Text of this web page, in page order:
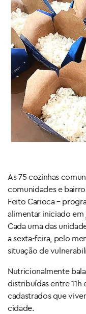
As 75 cozinhas
comunidades e
Feito Carioca –
alimentar iniciado
Cada uma das
a sexta-feira, pelo
situação de
Nutricionalmente
distribuídas entre 11h
cadastrados que
cidade.